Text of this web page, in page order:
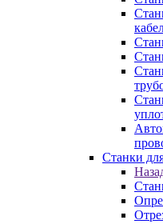
Станки